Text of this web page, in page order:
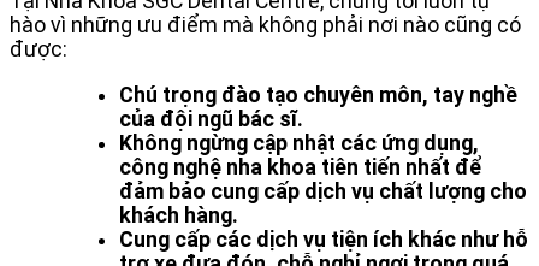
hào vì những ưu điểm mà không phải nơi nào cũng có
được:
Chú trọng đào tạo chuyên môn, tay nghề
của đội ngũ bác sĩ.
Không ngừng cập nhật các ứng dụng,
công nghệ nha khoa tiên tiến nhất để
đảm bảo cung cấp dịch vụ chất lượng cho
khách hàng.
Cung cấp các dịch vụ tiện ích khác như hỗ